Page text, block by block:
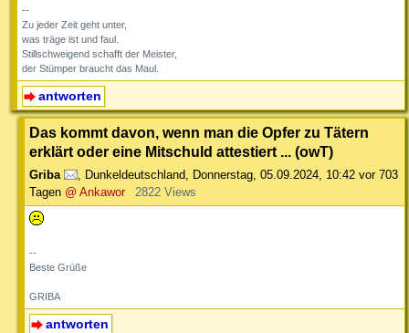
--
Zu jeder Zeit geht unter,
was träge ist und faul.
Stillschweigend schafft der Meister,
der Stümper braucht das Maul.
antworten
Das kommt davon, wenn man die Opfer zu Tätern
erklärt oder eine Mitschuld attestiert ... (owT)
Griba , Dunkeldeutschland, Donnerstag, 05.09.2024, 10:42 vor 703
Tagen @ Ankawor 2822 Views
--
Beste Grüße
GRIBA
antworten